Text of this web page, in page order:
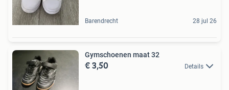
Barendrecht 28 jul 26
Gymschoenen maat 32
€ 3,50 Details